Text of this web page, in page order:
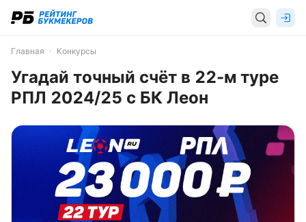
Главная Конкурсы
Угадай точный счёт в 22-м туре
РПЛ 2024/25 с БК Леон